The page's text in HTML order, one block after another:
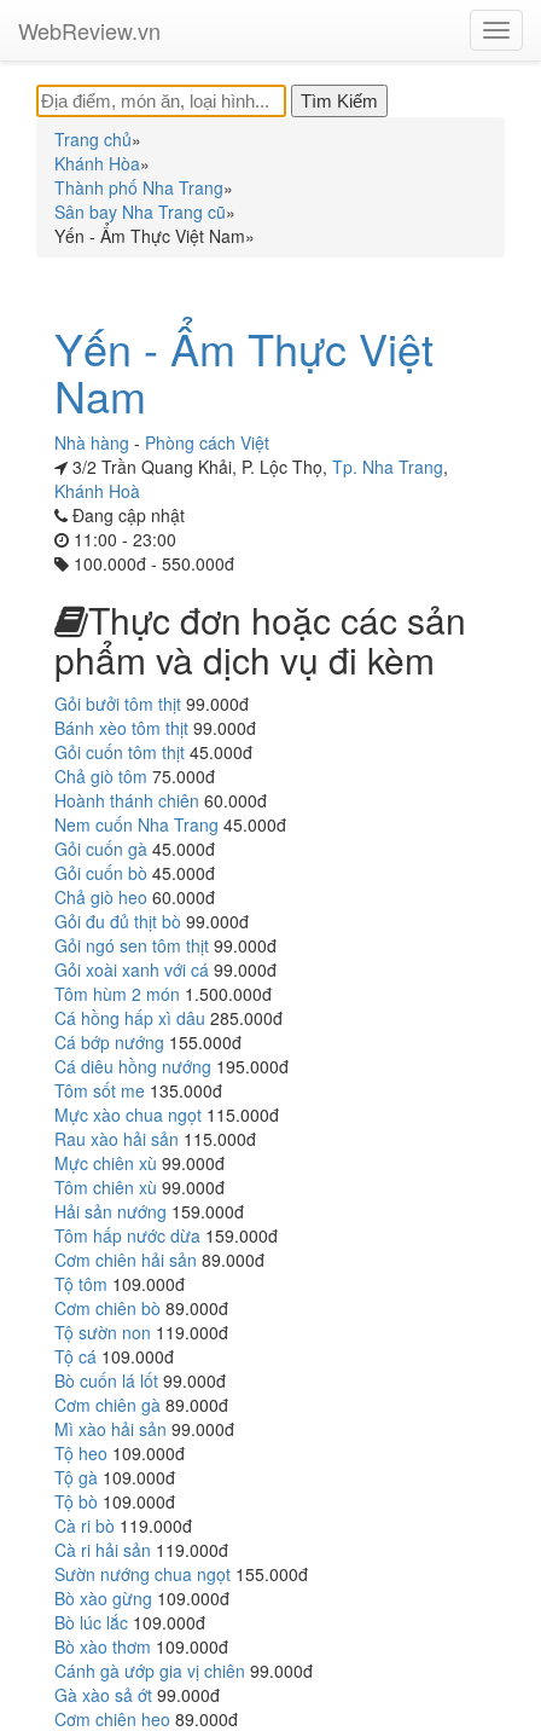
WebReview.vn
Trang chủ»
Khánh Hòa»
Thành phố Nha Trang»
Sân bay Nha Trang cũ»
Yến - Ẩm Thực Việt Nam»
Yến - Ẩm Thực Việt
Nam
Nhà hàng - Phòng cách Việt
3/2 Trần Quang Khải, P. Lộc Thọ, Tp. Nha Trang,
Khánh Hoà
Đang cập nhật
11:00 - 23:00
100.000đ - 550.000đ
Thực đơn hoặc các sản
phẩm và dịch vụ đi kèm
Gỏi bưởi tôm thịt 99.000đ
Bánh xèo tôm thịt 99.000đ
Gỏi cuốn tôm thịt 45.000đ
Chả giò tôm 75.000đ
Hoành thánh chiên 60.000đ
Nem cuốn Nha Trang 45.000đ
Gỏi cuốn gà 45.000đ
Gỏi cuốn bò 45.000đ
Chả giò heo 60.000đ
Gỏi đu đủ thịt bò 99.000đ
Gỏi ngó sen tôm thịt 99.000đ
Gỏi xoài xanh với cá 99.000đ
Tôm hùm 2 món 1.500.000đ
Cá hồng hấp xì dâu 285.000đ
Cá bớp nướng 155.000đ
Cá diêu hồng nướng 195.000đ
Tôm sốt me 135.000đ
Mực xào chua ngọt 115.000đ
Rau xào hải sản 115.000đ
Mực chiên xù 99.000đ
Tôm chiên xù 99.000đ
Hải sản nướng 159.000đ
Tôm hấp nước dừa 159.000đ
Cơm chiên hải sản 89.000đ
Tộ tôm 109.000đ
Cơm chiên bò 89.000đ
Tộ sườn non 119.000đ
Tộ cá 109.000đ
Bò cuốn lá lốt 99.000đ
Cơm chiên gà 89.000đ
Mì xào hải sản 99.000đ
Tộ heo 109.000đ
Tộ gà 109.000đ
Tộ bò 109.000đ
Cà ri bò 119.000đ
Cà ri hải sản 119.000đ
Sườn nướng chua ngọt 155.000đ
Bò xào gừng 109.000đ
Bò lúc lắc 109.000đ
Bò xào thơm 109.000đ
Cánh gà ướp gia vị chiên 99.000đ
Gà xào sả ớt 99.000đ
Cơm chiên heo 89.000đ